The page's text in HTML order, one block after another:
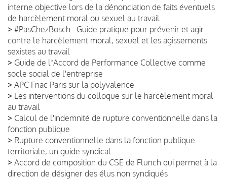
interne objective lors de la dénonciation de faits éventuels
de harcèlement moral ou sexuel au travail
> #PasChezBosch : Guide pratique pour prévenir et agir
contre le harcèlement moral, sexuel et les agissements
sexistes au travail
> Guide de lʼAccord de Performance Collective comme
socle social de l'entreprise
> APC Fnac Paris sur la polyvalence
> Les interventions du colloque sur le harcèlement moral
au travail
> Calcul de l'indemnité de rupture conventionnelle dans la
fonction publique
> Rupture conventionnelle dans la fonction publique
territoriale, un guide syndical
> Accord de composition du CSE de Flunch qui permet à la
direction de désigner des élus non syndiqués